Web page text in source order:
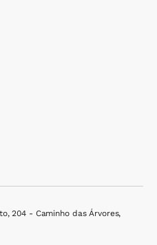
204 - Caminho das Árvores,